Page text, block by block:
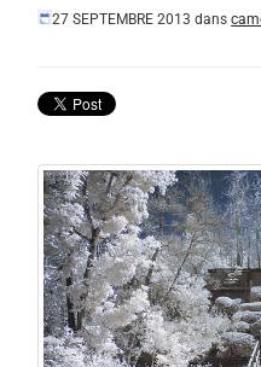
27 SEPTEMBRE 2013 dans